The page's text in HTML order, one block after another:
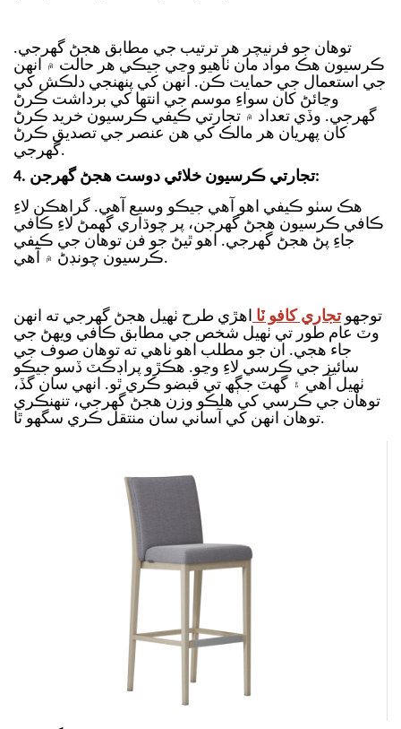
توهان جو فرنيچر هر ترتيب جي مطابق هجڻ گهرجي.
ڪرسيون هڪ مواد مان ٺاهيو وڃي جيڪي هر حالت ۾ انهن
جي استعمال جي حمايت ڪن. انهن کي پنهنجي دلڪش کي
وڃائڻ کان سواءِ موسم جي انتها کي برداشت ڪرڻ
گهرجي. وڏي تعداد ۾ تجارتي ڪيفي ڪرسيون خريد ڪرڻ
کان پهريان هر مالڪ کي هن عنصر جي تصديق ڪرڻ
گهرجي.
4. تجارتي ڪرسيون خلائي دوست هجڻ گهرجن:
هڪ سٺو ڪيفي اهو آهي جيڪو وسيع آهي. گراهڪن لاءِ
ڪافي ڪرسيون هجڻ گهرجن، پر چوڌاري گھمڻ لاءِ ڪافي
جاءِ پڻ هجڻ گهرجي. اهو ٿيڻ جو فن توهان جي ڪيفي
ڪرسيون چونڊڻ ۾ آهي.
توجهوتجاري کافو ٽا اهڙي طرح ٺهيل هجڻ گهرجي ته انهن
وٽ عام طور تي ٺهيل شخص جي مطابق ڪافي ويهڻ جي
جاء هجي. ان جو مطلب اهو ناهي ته توهان صوف جي
سائيز جي ڪرسي لاءِ وڃو. ھڪڙو پراڊڪٽ ڏسو جيڪو
ٺھيل آھي ۽ گھٽ جڳھ تي قبضو ڪري ٿو. انهي سان گڏ،
توهان جي ڪرسي کي هلڪو وزن هجڻ گهرجي، تنهنڪري
توهان انهن کي آساني سان منتقل ڪري سگهو ٿا.